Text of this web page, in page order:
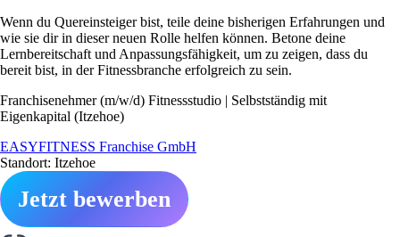
Wenn du Quereinsteiger bist, teile deine bisherigen Erfahrungen und
wie sie dir in dieser neuen Rolle helfen können. Betone deine
Lernbereitschaft und Anpassungsfähigkeit, um zu zeigen, dass du
bereit bist, in der Fitnessbranche erfolgreich zu sein.
Franchisenehmer (m/w/d) Fitnessstudio | Selbstständig mit
Eigenkapital (Itzehoe)
EASYFITNESS Franchise GmbH
Standort: Itzehoe
Jetzt bewerben